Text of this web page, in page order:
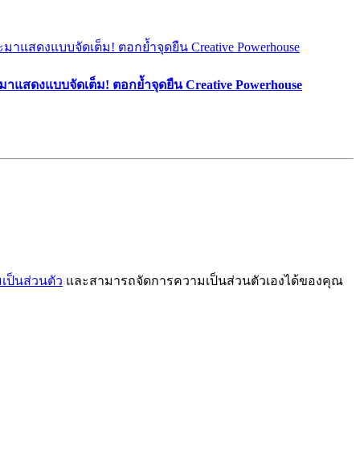
สดงแบบจัดเต็ม! ตอกย้ำจุดยืน Creative Powerhouse
ป็นส่วนตัว และสามารถจัดการความเป็นส่วนตัวเองได้ของคุณ